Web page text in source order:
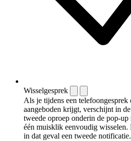
Wisselgesprek
Als je tijdens een telefoongesprek
aangeboden krijgt, verschijnt in
tweede oproep onderin de pop-
één muisklik eenvoudig wisselen.
in dat geval een tweede notificatie.